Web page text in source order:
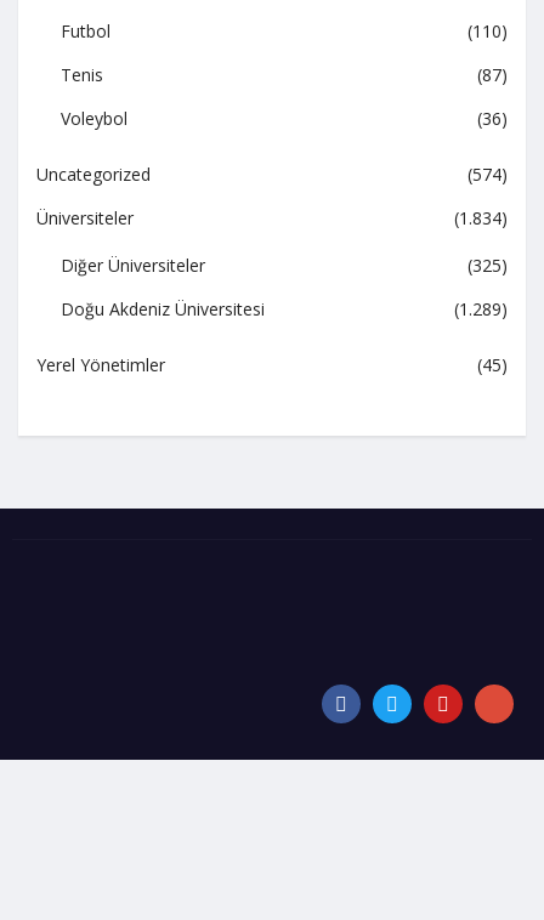
Futbol
(110)
Tenis
(87)
Voleybol
(36)
Uncategorized
(574)
Üniversiteler
(1.834)
Diğer Üniversiteler
(325)
Doğu Akdeniz Üniversitesi
(1.289)
Yerel Yönetimler (45)